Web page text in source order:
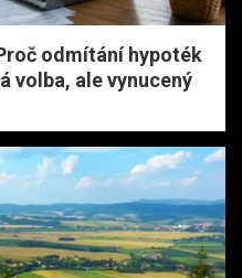
odmítání hypoték
volba, ale vynucený